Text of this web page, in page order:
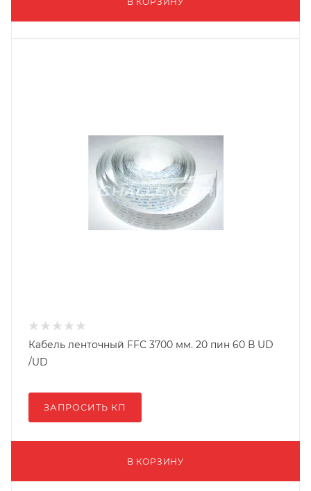
Кабель ленточный FFC 3700 мм. 20 пин 60 В UD
/UD
ЗАПРОСИТЬ КП
В КОРЗИНУ